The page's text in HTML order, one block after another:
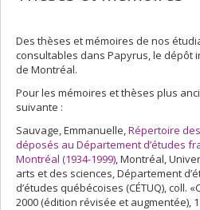
Des thèses et mémoires de nos
consultables dans Papyrus, le dépôt
de Montréal.
Pour les mémoires et thèses plus
suivante :
Sauvage, Emmanuelle,Répertoire
déposés au Département d’études
Montréal (1934-1999), Montréal,
arts et des sciences, Département
d’études québécoises (CÉTUQ), coll.
2000 (édition révisée et augmentée),